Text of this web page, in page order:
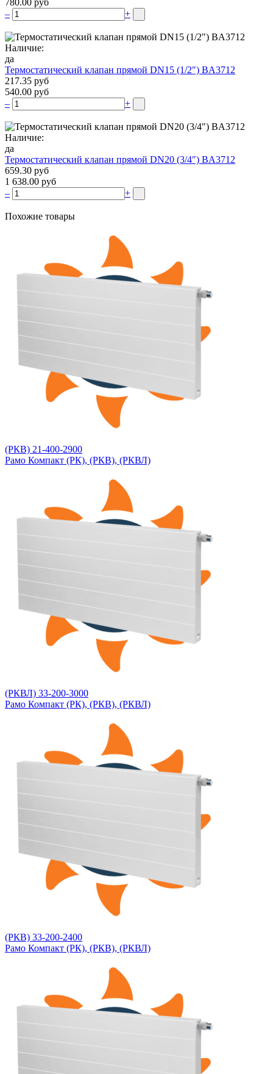
780.00 руб
–
+
Наличие:
да
Термостатический клапан прямой DN15 (1/2″) BA3712
217.35 руб
540.00 руб
–
+
Наличие:
да
Термостатический клапан прямой DN20 (3/4″) BA3712
659.30 руб
1 638.00 руб
–
+
Похожие товары
(РКВ) 21-400-2900
Рамо Компакт (РК), (РКВ), (РКВЛ)
(РКВЛ) 33-200-3000
Рамо Компакт (РК), (РКВ), (РКВЛ)
(РКВ) 33-200-2400
Рамо Компакт (РК), (РКВ), (РКВЛ)